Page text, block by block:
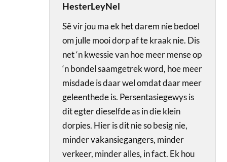
HesterLeyNel
Sê vir jou ma ek het darem nie bedoel
om julle mooi dorp af te kraak nie. Dis
net ‘n kwessie van hoe meer mense op
‘n bondel saamgetrek word, hoe meer
misdade is daar wel omdat daar meer
geleenthede is. Persentasiegewys is
dit egter dieselfde as in die klein
dorpies. Hier is dit nie so besig nie,
minder vakansiegangers, minder
verkeer, minder alles, in fact. Ek hou